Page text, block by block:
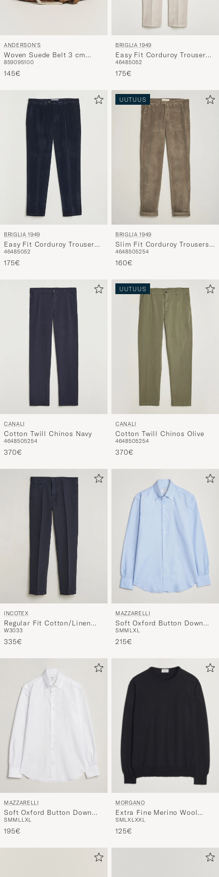
Woven Suede Belt 3 cm
Light Brown
859095100
Easy Fit Corduroy Trousers
Beige
46485052
Easy Fit Corduroy Trousers
Navy
46485052
UUTUUS
Slim Fit Corduroy Trousers
Taupe
46 48505254
Cotton Twill Chinos Navy
46485052 54
UUTUUS
Cotton Twill Chinos Olive
46485052 54
Regular Fit Cotton/Linen
Slacks Navy
W3033
Soft Oxford Button Down
Shirt Light Blue
SM MLXL
Soft Oxford Button Down
Shirt White
SM MLLXL
Extra Fine Merino Wool
Crewneck Black
SMLXL XXL